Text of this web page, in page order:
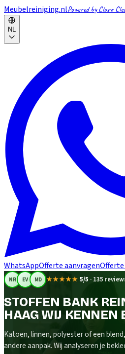
Meubelreiniging.nlPowered by Claro
NL
WhatsAppOfferte aanvragenOfferte
NR EV MD ★★★★★ 5/5 · 135
STOFFEN BANK
HAAG WIJ KENNEN
Katoen, linnen, polyester of een
andere aanpak. Wij analyseren je